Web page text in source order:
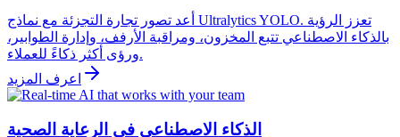
أعد تصور تجارة التجزئة مع نماذج Ultralytics YOLO. تعزز الرؤية
بالذكاء الاصطناعي تتبع المخزون، ومراقبة الأرفف، وإدارة الطوابير،
ورؤى أكثر ذكاءً للعملاء.
اعرف المزيد
الذكاء الاصطناعي في الرعاية الصحية